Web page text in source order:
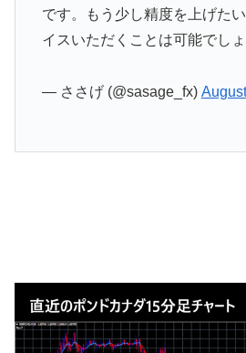
です。もう少し精度を上げた
イスいただくことは可能でし
— ささげ (@sasage_fx)